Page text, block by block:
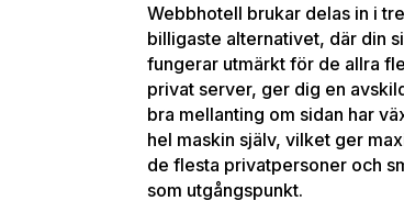
Webbhotell brukar delas in i
billigaste alternativet, där din
fungerar utmärkt för de allra
privat server, ger dig en
bra mellanting om sidan har
hel maskin själv, vilket ger
de flesta privatpersoner och
som utgångspunkt.